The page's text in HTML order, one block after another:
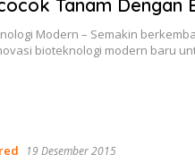
Tanam Dengan
Modern – Semakin
bioteknologi modern baru
19 Desember 2015